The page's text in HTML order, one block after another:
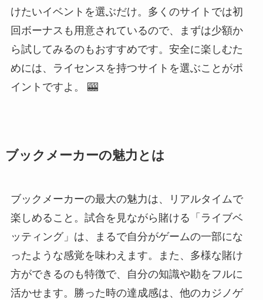
けたいイベントを選ぶだけ。多くのサイトでは初
回ボーナスも用意されているので、まずは少額か
ら試してみるのもおすすめです。安全に楽しむた
めには、ライセンスを持つサイトを選ぶことがポ
イントですよ。 🎰
ブックメーカーの魅力とは
ブックメーカーの最大の魅力は、リアルタイムで
楽しめること。試合を見ながら賭ける「ライブベ
ッティング」は、まるで自分がゲームの一部にな
ったような感覚を味わえます。また、多様な賭け
方ができるのも特徴で、自分の知識や勘をフルに
活かせます。勝った時の達成感は、他のカジノゲ